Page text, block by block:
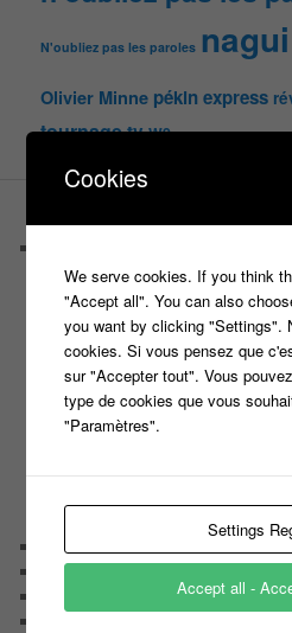
N'oubliez pas les paroles nagui
Olivier Minne pékin express
tournagetv W9
C’est quoi un casteur ?
C’est quoi un directeur de
Harry
Motus
Slam
C’est quoi un casting ?
Tous les castings
Les Z’Amours
Tout le monde veut prendre sa
Chaine Youtube
Contact
Cookies
We serve cookies. If you think
"Accept all". You can also
you want by clicking "Settings".
cookies. Si vous pensez que
sur "Accepter tout". Vous
type de cookies que vous
"Paramètres".
Settings
Accept all -